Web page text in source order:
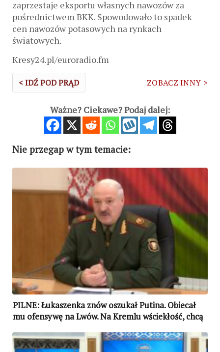
zaprzestaje eksportu własnych nawozów za
pośrednictwem BKK. Spowodowało to spadek
cen nawozów potasowych na rynkach
światowych.
Kresy24.pl/euroradio.fm
< IDŹ POD PRĄD ZOBACZ INNY >
Ważne? Ciekawe? Podaj dalej:
Nie przegap w tym temacie:
PILNE: Łukaszenka znów oszukał Putina. Obiecał
mu ofensywę na Lwów. Na Kremlu wściekłość, chcą